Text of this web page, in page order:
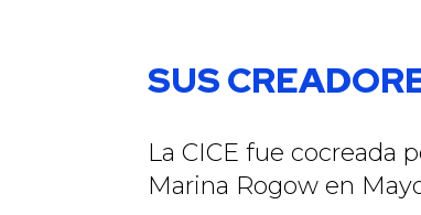
SUS
La CICE fue cocreada
Marina Rogow en